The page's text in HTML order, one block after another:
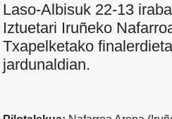
Laso-Albisuk 22-13
Iztuetari Iruñeko
Txapelketako
jardunaldian.